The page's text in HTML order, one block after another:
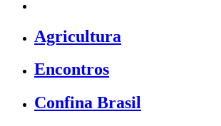
Agricultura
Encontros
Confina Brasil